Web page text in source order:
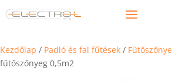
Kezdőlap / Padló és fal fűtések /
fűtőszőnyeg 0,5m2